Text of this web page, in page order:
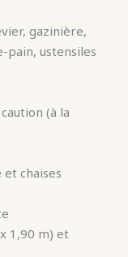
gazinière,
pain, ustensiles
(à la
chaises
1,90 m) et